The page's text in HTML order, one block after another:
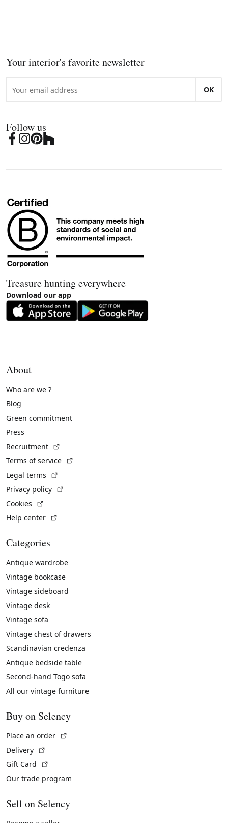
Your interior's favorite newsletter
OK
Follow us
Treasure hunting everywhere
Download our app
About
Who are we ?
Blog
Green commitment
Press
Recruitment
Terms of service
Legal terms
Privacy policy
Cookies
Help center
Categories
Antique wardrobe
Vintage bookcase
Vintage sideboard
Vintage desk
Vintage sofa
Vintage chest of drawers
Scandinavian credenza
Antique bedside table
Second-hand Togo sofa
All our vintage furniture
Buy on Selency
Place an order
Delivery
Gift Card
Our trade program
Sell on Selency